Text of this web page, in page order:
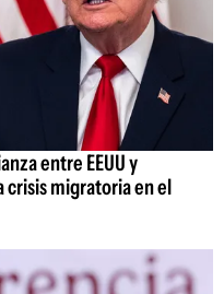
entre EEUU y
crisis migratoria en el